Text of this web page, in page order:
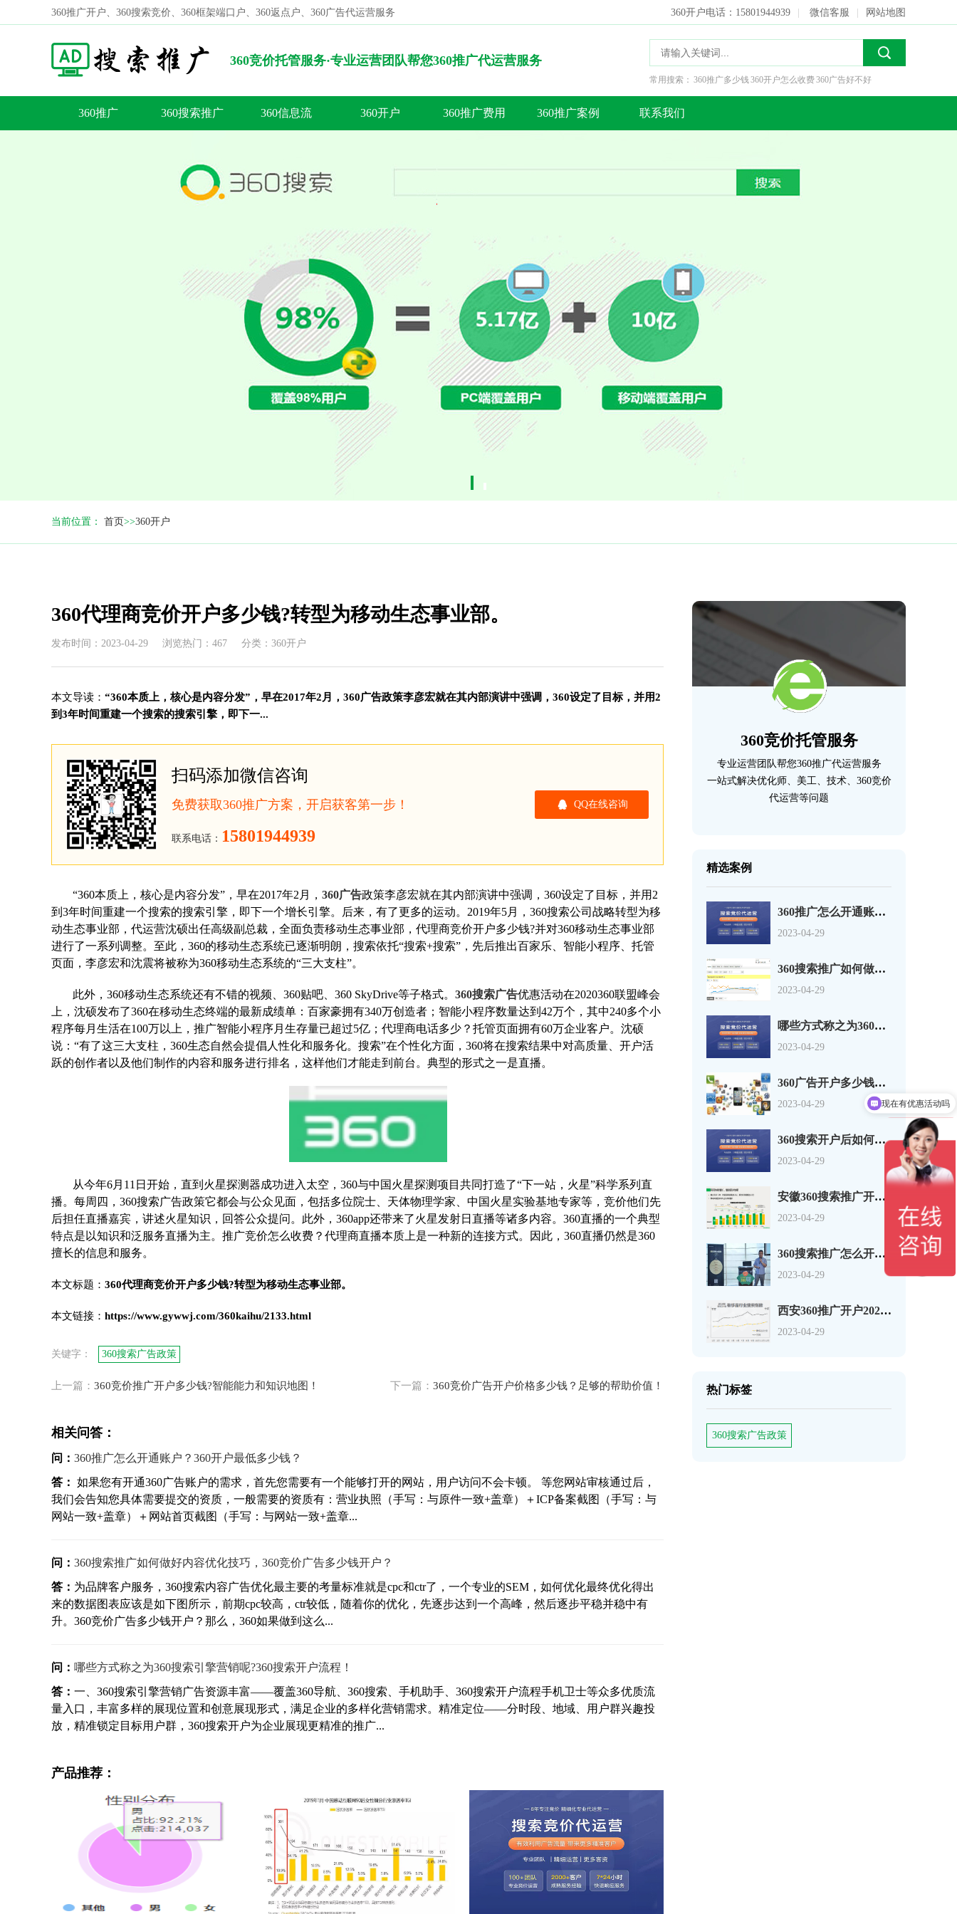
360推广开户、360搜索竞价、360框架端口户、360返点户、360广告代运营服务 360开户电话：15801944939 微信客服 网站地图
360竞价托管服务·专业运营团队帮您360推广代运营服务
搜索
常用搜索： 360推广多少钱360开户怎么收费360广告好不好
360推广 360搜索推广 360信息流 360开户 360推广费用 360推广案例 联系我们
当前位置： 首页>>360开户
态事业部。
360竞价托管服务
专业运营团队帮您360推广代运营服务
一站式解决优化师、美工、技术、360竞价
代运营等问题
精选案例
360推广怎么开通账户？360开户最低多少钱？
2023-04-29
360搜索推广如何做好内容优化技巧，360竞价广告多少钱开户？
2023-04-29
哪些方式称之为360搜索引擎营销呢?360搜索开户流程！
2023-04-29
360广告开户多少钱？360竞价推广怎么扣费收费的？
2023-04-29
360搜索开户后如何建立账户结构推广状态有哪些
2023-04-29
安徽360搜索推广开户《移动电商发展趋势研究报告》带你一探究竟！
2023-04-29
360搜索推广怎么开户互联网金融、银行、投资理财、保险案例
2023-04-29
西安360推广开户2020年奢侈品行业搜索市场分析报告
2023-04-29
热门标签
360搜索广告政策
360代理商竞价开户多少钱?转型为移动生态事业部。
发布时间：2023-04-29 浏览热门：467 分类：360开户
本文导读： “360本质上，核心是内容分发”，早在2017年2月，360广告政策李彦宏就在其内部演讲中强调，360设定了目标，并用2
到3年时间重建一个搜索的搜索引擎，即下一...
扫码添加微信咨询
免费获取360推广方案，开启获客第一步！
联系电话： 15801944939
QQ在线咨询
“360本质上，核心是内容分发”，早在2017年2月， 360广告政策李彦宏就在其内部演讲中强调，360设定了目标，并用2
到3年时间重建一个搜索的搜索引擎，即下一个增长引擎。后来，有了更多的运动。2019年5月，360搜索公司战略转型为移
动生态事业部，代运营沈硕出任高级副总裁，全面负责移动生态事业部，代理商竞价开户多少钱?并对360移动生态事业部
进行了一系列调整。至此，360的移动生态系统已逐渐明朗，搜索依托“搜索+搜索”，先后推出百家乐、智能小程序、托管
页面，李彦宏和沈震将被称为360移动生态系统的“三大支柱”。
此外，360移动生态系统还有不错的视频、360贴吧、360 SkyDrive等子格式。 360搜索广告优惠活动在2020360联盟峰会
上，沈硕发布了360在移动生态终端的最新成绩单：百家豪拥有340万创造者；智能小程序数量达到42万个，其中240多个小
程序每月生活在100万以上，推广智能小程序月生存量已超过5亿；代理商电话多少？托管页面拥有60万企业客户。沈硕
说：“有了这三大支柱，360生态自然会提倡人性化和服务化。搜索”在个性化方面，360将在搜索结果中对高质量、开户活
跃的创作者以及他们制作的内容和服务进行排名，这样他们才能走到前台。典型的形式之一是直播。
从今年6月11日开始，直到火星探测器成功进入太空，360与中国火星探测项目共同打造了“下一站，火星”科学系列直
播。每周四，360搜索广告政策它都会与公众见面，包括多位院士、天体物理学家、中国火星实验基地专家等，竞价他们先
后担任直播嘉宾，讲述火星知识，回答公众提问。此外，360app还带来了火星发射日直播等诸多内容。360直播的一个典型
特点是以知识和泛服务直播为主。推广竞价怎么收费？代理商直播本质上是一种新的连接方式。因此，360直播仍然是360
擅长的信息和服务。
本文标题： 360代理商竞价开户多少钱?转型为移动生态事业部。
本文链接： https://www.gywwj.com/360kaihu/2133.html
关键字： 360搜索广告政策
上一篇： 360竞价推广开户多少钱?智能能力和知识地图！ 下一篇： 360竞价广告开户价格多少钱？足够的帮助价值！
相关问答：
问： 360推广怎么开通账户？360开户最低多少钱？
答： 如果您有开通360广告账户的需求，首先您需要有一个能够打开的网站，用户访问不会卡顿。 等您网站审核通过后，
我们会告知您具体需要提交的资质，一般需要的资质有：营业执照（手写：与原件一致+盖章）＋ICP备案截图（手写：与
网站一致+盖章）＋网站首页截图（手写：与网站一致+盖章...
问： 360搜索推广如何做好内容优化技巧，360竞价广告多少钱开户？
答： 为品牌客户服务，360搜索内容广告优化最主要的考量标准就是cpc和ctr了，一个专业的SEM，如何优化最终优化得出
来的数据图表应该是如下图所示，前期cpc较高，ctr较低，随着你的优化，先逐步达到一个高峰，然后逐步平稳并稳中有
升。360竞价广告多少钱开户？那么，360如果做到这么...
问： 哪些方式称之为360搜索引擎营销呢?360搜索开户流程！
答： 一、360搜索引擎营销广告资源丰富——覆盖360导航、360搜索、手机助手、360搜索开户流程手机卫士等众多优质流
量入口，丰富多样的展现位置和创意展现形式，满足企业的多样化营销需求。精准定位——分时段、地域、用户群兴趣投
放，精准锁定目标用户群，360搜索开户为企业展现更精准的推广...
产品推荐：
现在有优惠活动吗